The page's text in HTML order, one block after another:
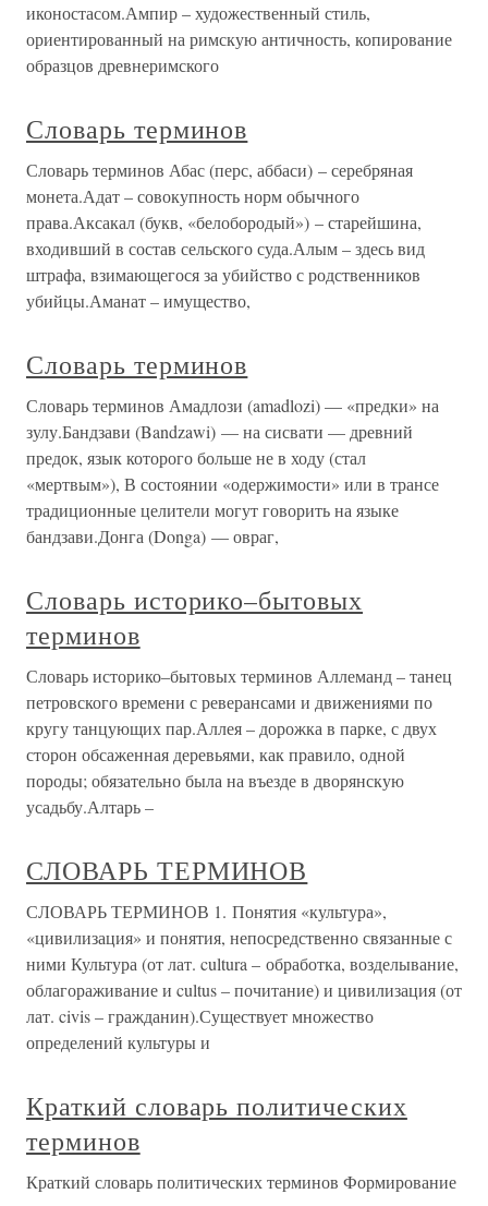
иконостасом.Ампир – художественный стиль,
ориентированный на римскую античность, копирование
образцов древнеримского
Словарь терминов
Словарь терминов Абас (перс, аббаси) – серебряная
монета.Адат – совокупность норм обычного
права.Аксакал (букв, «белобородый») – старейшина,
входивший в состав сельского суда.Алым – здесь вид
штрафа, взимающегося за убийство с родственников
убийцы.Аманат – имущество,
Словарь терминов
Словарь терминов Амадлози (amadlozi) — «предки» на
зулу.Бандзави (Bandzawi) — на сисвати — древний
предок, язык которого больше не в ходу (стал
«мертвым»), В состоянии «одержимости» или в трансе
традиционные целители могут говорить на языке
бандзави.Донга (Donga) — овраг,
Словарь историко–бытовых
терминов
Словарь историко–бытовых терминов Аллеманд – танец
петровского времени с реверансами и движениями по
кругу танцующих пар.Аллея – дорожка в парке, с двух
сторон обсаженная деревьями, как правило, одной
породы; обязательно была на въезде в дворянскую
усадьбу.Алтарь –
СЛОВАРЬ ТЕРМИНОВ
СЛОВАРЬ ТЕРМИНОВ 1. Понятия «культура»,
«цивилизация» и понятия, непосредственно связанные с
ними Культура (от лат. cultura – обработка, возделывание,
облагораживание и cultus – почитание) и цивилизация (от
лат. civis – гражданин).Существует множество
определений культуры и
Краткий словарь политических
терминов
Краткий словарь политических терминов Формирование